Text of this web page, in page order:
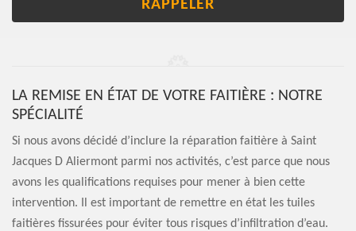
LA REMISE EN ÉTAT DE VOTRE FAITIÈRE : NOTRE
SPÉCIALITÉ
Si nous avons décidé d’inclure la réparation faitière à Saint
Jacques D Aliermont parmi nos activités, c’est parce que nous
avons les qualifications requises pour mener à bien cette
intervention. Il est important de remettre en état les tuiles
faitières fissurées pour éviter tous risques d’infiltration d’eau.